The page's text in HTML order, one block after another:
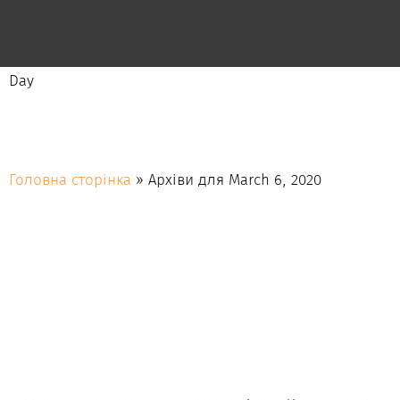
Day
Головна сторінка » Архіви для March 6, 2020